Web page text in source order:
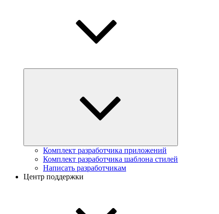
Комплект разработчика приложений
Комплект разработчика шаблона стилей
Написать разработчикам
Центр поддержки